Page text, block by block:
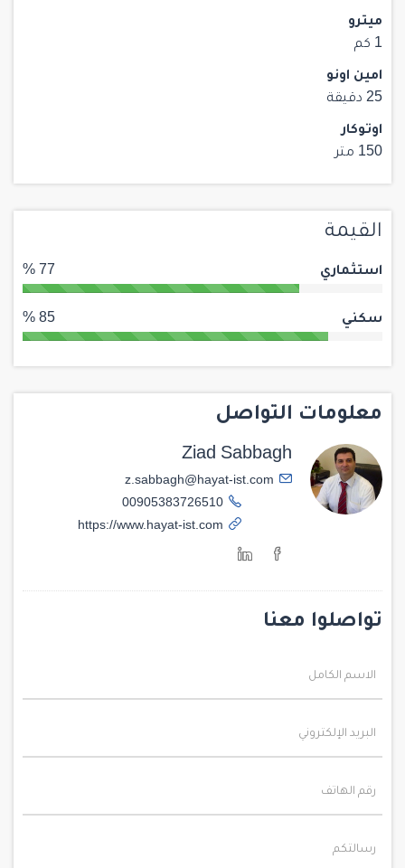
ميترو
1 كم
امين اونو
25 دقيقة
اوتوكار
150 متر
القيمة
استثماري 77 %
سكني 85 %
معلومات التواصل
Ziad Sabbagh
z.sabbagh@hayat-ist.com
تواصلوا معنا